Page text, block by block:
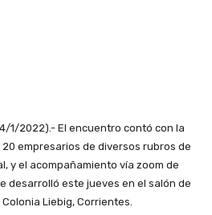
1/2022).- El encuentro contó con la
empresarios de diversos rubros de
y el acompañamiento vía zoom de
desarrolló este jueves en el salón de
Liebig, Corrientes.